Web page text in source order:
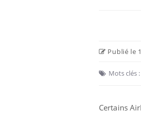
Publié le
Mots clés :
Certains
Youtube